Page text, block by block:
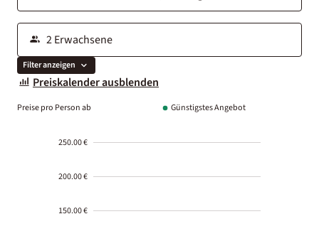
Filter anzeigen
Preiskalender ausblenden
Preise pro Person ab Günstigstes Angebot
250.00 €
200.00 €
150.00 €